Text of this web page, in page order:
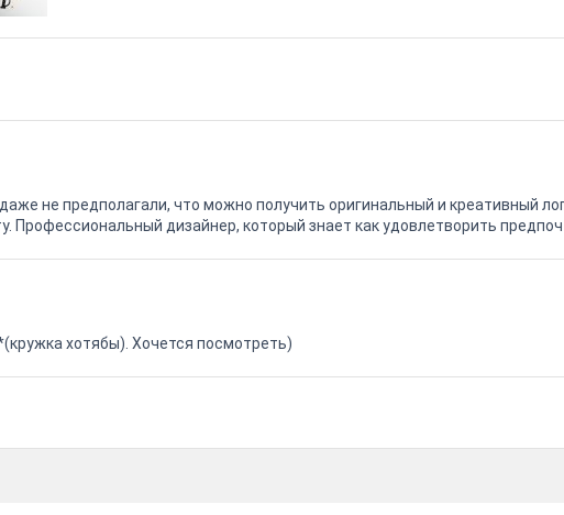
не предполагали, что можно получить оригинальный и креативный
Профессиональный дизайнер, который знает как удовлетворить
хотябы). Хочется посмотреть)